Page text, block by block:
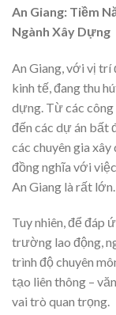
An Giang: Tiềm
Ngành Xây Dựng
An Giang, với vị trí
kinh tế, đang thu
dựng. Từ các công
đến các dự án bất
các chuyên gia
đồng nghĩa với
An Giang là rất lớn.
Tuy nhiên, để đáp
trường lao động,
trình độ chuyên
tạo liên thông –
vai trò quan trọng.